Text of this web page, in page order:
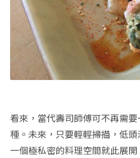
看來，當代壽司師傅可不再需
種。未來，只要輕輕掃描，低頭
一個極私密的料理空間就此展開